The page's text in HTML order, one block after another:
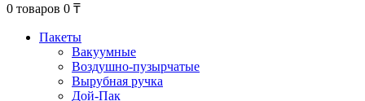
0 товаров 0 ₸
Пакеты
Вакуумные
Воздушно-пузырчатые
Вырубная ручка
Дой-Пак